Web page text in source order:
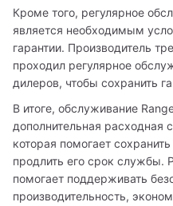
Кроме того, регулярное
является необходимым
гарантии. Производитель
проходил регулярное
дилеров, чтобы сохранить
В итоге, обслуживание
дополнительная расходная
которая помогает
продлить его срок службы.
помогает поддерживать
производительность,